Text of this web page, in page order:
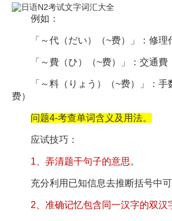
例如：
「～代（だい）（~费）」：修理
「～費（ひ）（~费）」：交通費
「～料（りょう）（~费）」：手
费）
问题4-考查单词含义及用法。
应试技巧：
1、弄清题干句子的意思。
充分利用已知信息去推断括号中可
2、准确记忆包含同一汉字的双汉